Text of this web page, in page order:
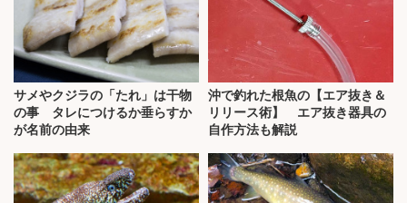
サメやクジラの「たれ」は干物
の事 タレにつけるか垂らすか
が名前の由来
沖で釣れた根魚の【エア抜き＆
リリース術】 エア抜き器具の
自作方法も解説